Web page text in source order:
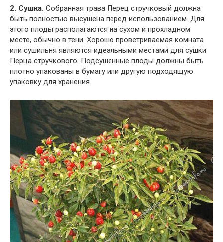
2. Сушка. Собранная трава Перец стручковый должна
быть полностью высушена перед использованием. Для
этого плоды располагаются на сухом и прохладном
месте, обычно в тени. Хорошо проветриваемая комната
или сушильня являются идеальными местами для сушки
Перца стручкового. Подсушенные плоды должны быть
плотно упакованы в бумагу или другую подходящую
упаковку для хранения.